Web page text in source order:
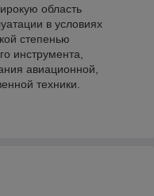
область
в условиях
степенью
инструмента,
авиационной,
техники.